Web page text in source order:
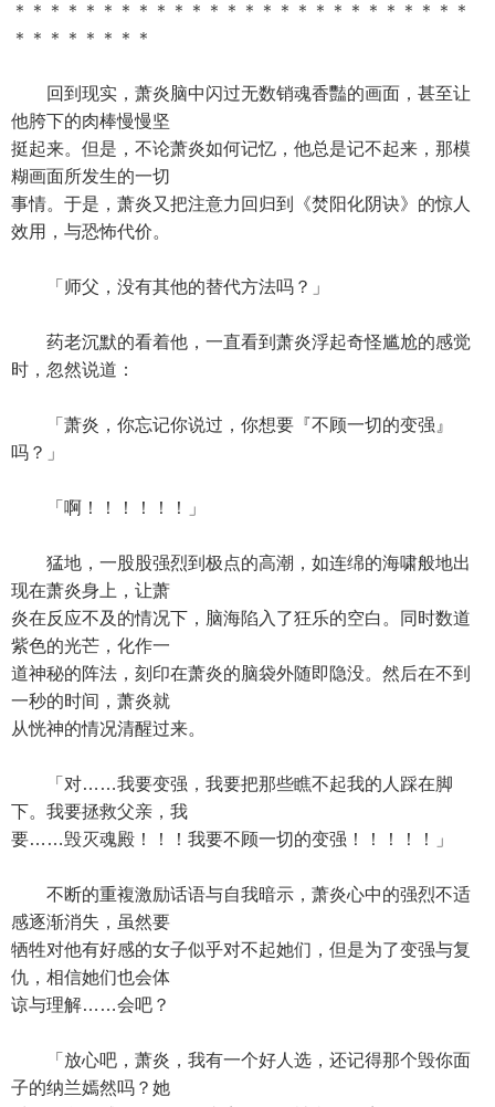
＊＊＊＊＊＊＊＊＊＊＊＊＊＊＊＊＊＊＊＊＊＊＊＊＊＊
＊＊＊＊＊＊＊＊
回到现实，萧炎脑中闪过无数销魂香豔的画面，甚至让
他胯下的肉棒慢慢坚
挺起来。但是，不论萧炎如何记忆，他总是记不起来，那模
糊画面所发生的一切
事情。于是，萧炎又把注意力回归到《焚阳化阴诀》的惊人
效用，与恐怖代价。
「师父，没有其他的替代方法吗？」
药老沉默的看着他，一直看到萧炎浮起奇怪尴尬的感觉
时，忽然说道：
「萧炎，你忘记你说过，你想要『不顾一切的变强』
吗？」
「啊！！！！！！」
猛地，一股股强烈到极点的高潮，如连绵的海啸般地出
现在萧炎身上，让萧
炎在反应不及的情况下，脑海陷入了狂乐的空白。同时数道
紫色的光芒，化作一
道神秘的阵法，刻印在萧炎的脑袋外随即隐没。然后在不到
一秒的时间，萧炎就
从恍神的情况清醒过来。
「对……我要变强，我要把那些瞧不起我的人踩在脚
下。我要拯救父亲，我
要……毁灭魂殿！！！我要不顾一切的变强！！！！！」
不断的重複激励话语与自我暗示，萧炎心中的强烈不适
感逐渐消失，虽然要
牺牲对他有好感的女子似乎对不起她们，但是为了变强与复
仇，相信她们也会体
谅与理解……会吧？
「放心吧，萧炎，我有一个好人选，还记得那个毁你面
子的纳兰嫣然吗？她